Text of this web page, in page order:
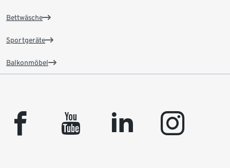
Bettwäsche
Sportgeräte
Balkonmöbel
facebook youtube linkedin instagram